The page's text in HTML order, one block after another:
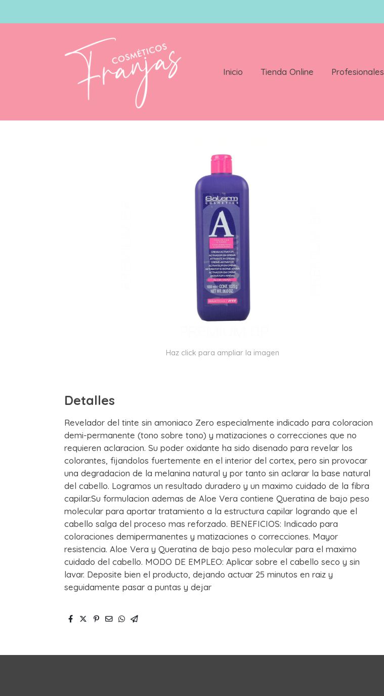
Inicio Tienda Online Profesionales
Salerm Activador En Crema Tono Sobre Tono Y Matizaciones 1000 ml
Haz click para ampliar la imagen
Detalles
Revelador del tinte sin amoniaco Zero especialmente indicado para coloracion
demi-permanente (tono sobre tono) y matizaciones o correcciones que no
requieren aclaracion. Su poder oxidante ha sido disenado para revelar los
colorantes, fijandolos fuertemente en el interior del cortex, pero sin provocar
una degradacion de la melanina natural y por tanto sin aclarar la base natural
del cabello. Logramos un resultado duradero y un maximo cuidado de la fibra
capilar.Su formulacion ademas de Aloe Vera contiene Queratina de bajo peso
molecular para aportar tratamiento a la estructura capilar logrando que el
cabello salga del proceso mas reforzado. BENEFICIOS: Indicado para
coloraciones demipermanentes y matizaciones o correcciones. Mayor
resistencia. Aloe Vera y Queratina de bajo peso molecular para el maximo
cuidado del cabello. MODO DE EMPLEO: Aplicar sobre el cabello seco y sin
lavar. Deposite bien el producto, dejando actuar 25 minutos en raiz y
seguidamente pasar a puntas y dejar